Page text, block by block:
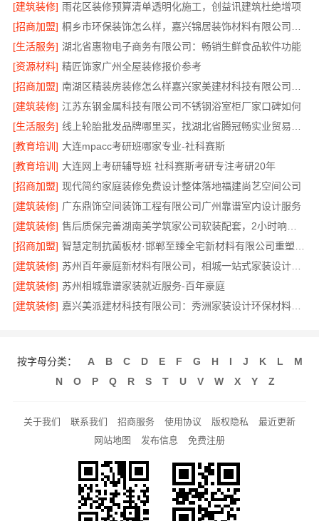
[建筑装修] 雨花区装修预算清单透明化施工，创益讯建筑杜绝增项
[招商加盟]
[生活服务] 湖北省惠物电子商务有限公司：畅销生鲜食品软件功能
[资源材料] 精匠饰家广州全屋装修报价参考
[招商加盟]
[建筑装修] 江苏东钢金属科技有限公司不锈钢浴室柜厂家口碑如何
[生活服务]
[教育培训] 大连mpacc考研班哪家专业-社科赛斯
[教育培训] 大连网上考研辅导班 社科赛斯考研专注考研20年
[招商加盟] 现代简约家庭装修免费设计整体落地福建尚艺空间公司
[建筑装修] 广东鼎饰空间装饰工程有限公司广州靠谱室内设计服务
[建筑装修]
[招商加盟]
[建筑装修]
苏州百年豪庭新材料有限公司，相城一站式家装设计多少钱拎包入住
[建筑装修] 苏州相城靠谱家装就近服务-百年豪庭
[建筑装修]
嘉兴美派建材科技有限公司：秀洲家装设计环保材料推荐
按字母分类： A B C D E F G H I J K L
M
N
O P Q R S T U V W X Y Z
关于我们 联系我们 招商服务 使用协议 版权隐私
最近更新
网站地图
发布信息 免费注册